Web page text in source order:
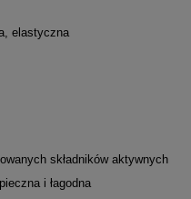
elastyczna
składników aktywnych
i łagodna